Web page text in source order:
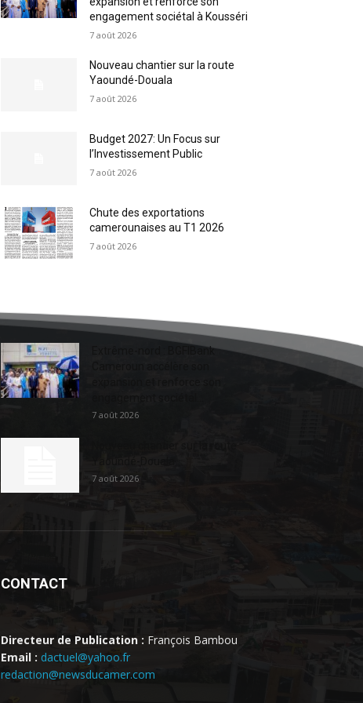
engagement sociétal à Kousséri
7 août 2026
Nouveau chantier sur la route
Yaoundé-Douala
7 août 2026
Budget 2027: Un Focus sur
l’Investissement Public
7 août 2026
Chute des exportations
camerounaises au T1 2026
7 août 2026
Extrême-nord : BGFIBank
7 août 2026
7 août 2026
CONTACT
Directeur de Publication : François Bambou
Email : dactuel@yahoo.fr
redaction@newsducamer.com